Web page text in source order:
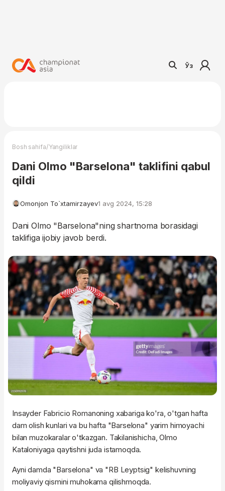
Ўз
Bosh sahifa/Yangiliklar
Dani Olmo "Barselona" taklifini qabul
qildi
Omonjon To`xtamirzayev1 avg 2024, 15:28
Dani Olmo "Barselona"ning shartnoma borasidagi
taklifiga ijobiy javob berdi.
Insayder Fabricio Romanoning xabariga ko'ra, o'tgan hafta
dam olish kunlari va bu hafta "Barselona" yarim himoyachi
bilan muzokaralar o'tkazgan. Takilanishicha, Olmo
Kataloniyaga qaytishni juda istamoqda.
Ayni damda "Barselona" va "RB Leyptsig" kelishuvning
moliyaviy qismini muhokama qilishmoqda.